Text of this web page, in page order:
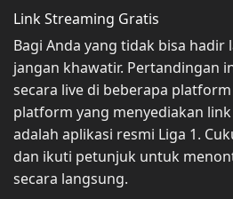
Link Streaming Gratis
Bagi Anda yang tidak bisa hadir
jangan khawatir. Pertandingan
secara live di beberapa
platform yang menyediakan
adalah aplikasi resmi Liga 1.
dan ikuti petunjuk untuk
secara langsung.